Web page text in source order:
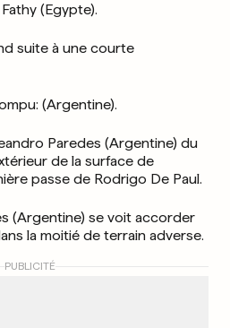
(Egypte).
suite à une courte
(Argentine).
Paredes (Argentine) du
de la surface de
passe de Rodrigo De Paul.
(Argentine) se voit accorder
la moitié de terrain adverse.
PUBLICITÉ